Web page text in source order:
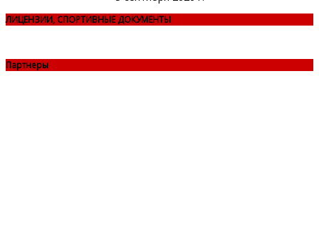
ЛИЦЕНЗИИ, СПОРТИВНЫЕ ДОКУМЕНТЫ
Партнеры